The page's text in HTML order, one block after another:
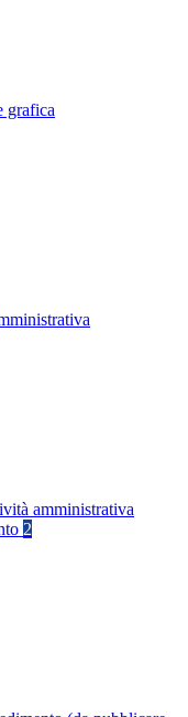
grafica
amministrativa
2